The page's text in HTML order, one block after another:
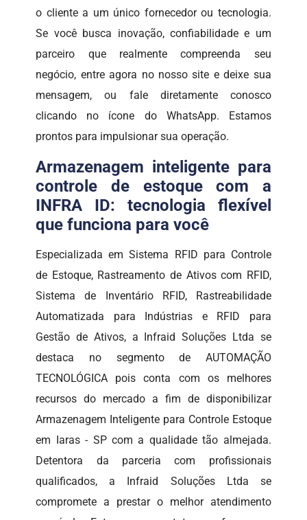
o cliente a um único fornecedor ou tecnologia.
Se você busca inovação, confiabilidade e um
parceiro que realmente compreenda seu
negócio, entre agora no nosso site e deixe sua
mensagem, ou fale diretamente conosco
clicando no ícone do WhatsApp. Estamos
prontos para impulsionar sua operação.
Armazenagem inteligente para
controle de estoque com a
INFRA ID: tecnologia flexível
que funciona para você
Especializada em Sistema RFID para Controle
de Estoque, Rastreamento de Ativos com RFID,
Sistema de Inventário RFID, Rastreabilidade
Automatizada para Indústrias e RFID para
Gestão de Ativos, a Infraid Soluções Ltda se
destaca no segmento de AUTOMAÇÃO
TECNOLÓGICA pois conta com os melhores
recursos do mercado a fim de disponibilizar
Armazenagem Inteligente para Controle Estoque
em Iaras - SP com a qualidade tão almejada.
Detentora da parceria com profissionais
qualificados, a Infraid Soluções Ltda se
compromete a prestar o melhor atendimento